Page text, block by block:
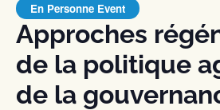
Approches
de la politique
de la
En Personne Event